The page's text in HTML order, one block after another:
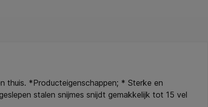
thuis. *Producteigenschappen; * Sterke en
stalen snijmes snijdt gemakkelijk tot 15 vel